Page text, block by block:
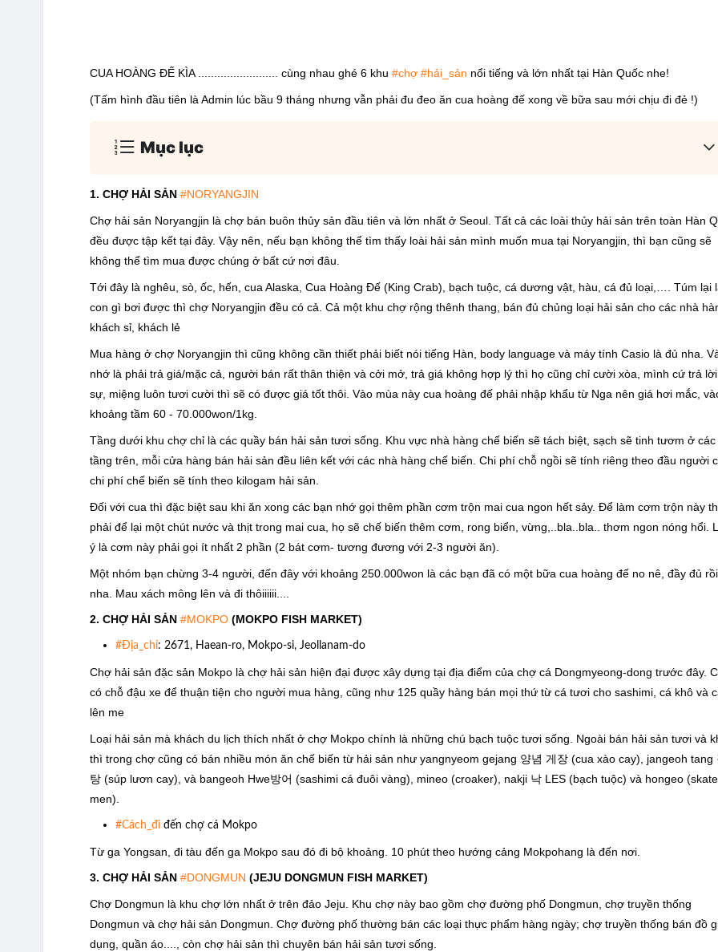
CUA HOÀNG ĐẾ KÌA ......................... cùng nhau ghé 6 khu #chợ #hải_sản nổi tiếng và lớn nhất tại Hàn Quốc nhe!
(Tấm hình đầu tiên là Admin lúc bầu 9 tháng nhưng vẫn phải đu đeo ăn cua hoàng đế xong về bữa sau mới chịu đi đẻ !)
Mục lục
1. CHỢ HẢI SẢN #NORYANGJIN
Chợ hải sản Noryangjin là chợ bán buôn thủy sản đầu tiên và lớn nhất ở Seoul. Tất cả các loài thủy hải sản trên toàn Hàn
đều được tập kết tại đây. Vậy nên, nếu bạn không thể tìm thấy loài hải sản mình muốn mua tại Noryangjin, thì bạn cũng sẽ
không thể tìm mua được chúng ở bất cứ nơi đâu.
Tới đây là nghêu, sò, ốc, hến, cua Alaska, Cua Hoàng Đế (King Crab), bạch tuộc, cá dương vật, hàu, cá đủ loại,…. Túm lại
con gì bơi được thì chợ Noryangjin đều có cả. Cả một khu chợ rộng thênh thang, bán đủ chủng loại hải sản cho các nhà
khách sỉ, khách lẻ
Mua hàng ở chợ Noryangjin thì cũng không cần thiết phải biết nói tiếng Hàn, body language và máy tính Casio là đủ nha.
nhớ là phải trả giá/mặc cả, người bán rất thân thiện và cởi mở, trả giá không hợp lý thì họ cũng chỉ cười xòa, mình cứ trả lời
sự, miệng luôn tươi cười thì sẽ có được giá tốt thôi. Vào mùa này cua hoàng đế phải nhập khẩu từ Nga nên giá hơi mắc,
khoảng tầm 60 - 70.000won/1kg.
Tầng dưới khu chợ chỉ là các quầy bán hải sản tươi sống. Khu vực nhà hàng chế biến sẽ tách biệt, sạch sẽ tinh tươm ở các
tầng trên, mỗi cửa hàng bán hải sản đều liên kết với các nhà hàng chế biến. Chi phí chỗ ngồi sẽ tính riêng theo đầu người
chi phí chế biến sẽ tính theo kilogam hải sản.
Đối với cua thì đặc biệt sau khi ăn xong các bạn nhớ gọi thêm phần cơm trộn mai cua ngon hết sảy. Để làm cơm trộn này
phải để lại một chút nước và thịt trong mai cua, họ sẽ chế biến thêm cơm, rong biển, vừng,..bla..bla.. thơm ngon nóng hổi.
ý là cơm này phải gọi ít nhất 2 phần (2 bát cơm- tương đương với 2-3 người ăn).
Một nhóm bạn chừng 3-4 người, đến đây với khoảng 250.000won là các bạn đã có một bữa cua hoàng đế no nê, đầy đủ rồi
nha. Mau xách mông lên và đi thôiiiiii....
2. CHỢ HẢI SẢN #MOKPO(MOKPO FISH MARKET)
#Địa_chỉ: 2671, Haean-ro, Mokpo-si, Jeollanam-do
Chợ hải sản đặc sản Mokpo là chợ hải sản hiện đại được xây dựng tại địa điểm của chợ cá Dongmyeong-dong trước đây.
có chỗ đậu xe để thuận tiện cho người mua hàng, cũng như 125 quầy hàng bán mọi thứ từ cá tươi cho sashimi, cá khô và
lên me
Loại hải sản mà khách du lịch thích nhất ở chợ Mokpo chính là những chú bạch tuộc tươi sống. Ngoài bán hải sản tươi và
thì trong chợ cũng có bán nhiều món ăn chế biến từ hải sản như yangnyeom gejang 양념 게장 (cua xào cay), jangeoh tang
탕 (súp lươn cay), và bangeoh Hwe방어 (sashimi cá đuôi vàng), mineo (croaker), nakji 낙 LES (bạch tuộc) và hongeo
men).
#Cách_điđến chợ cá Mokpo
Từ ga Yongsan, đi tàu đến ga Mokpo sau đó đi bộ khoảng. 10 phút theo hướng cảng Mokpohang là đến nơi.
3. CHỢ HẢI SẢN #DONGMUN (JEJU DONGMUN FISH MARKET)
Chợ Dongmun là khu chợ lớn nhất ở trên đảo Jeju. Khu chợ này bao gồm chợ đường phố Dongmun, chợ truyền thống
Dongmun và chợ hải sản Dongmun. Chợ đường phố thường bán các loại thực phẩm hàng ngày; chợ truyền thống bán đồ
dụng, quần áo...., còn chợ hải sản thì chuyên bán hải sản tươi sống.